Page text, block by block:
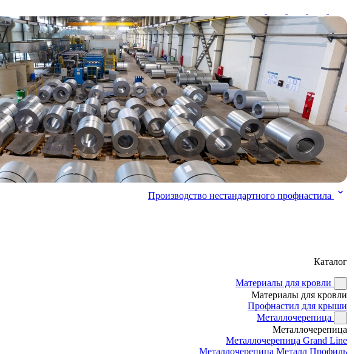
Производство нестандартного профнастила
Каталог
Материалы для кровли
Материалы для кровли
Профнастил для крыши
Металлочерепица
Металлочерепица
Металлочерепица Grand Line
Металлочерепица Металл Профиль